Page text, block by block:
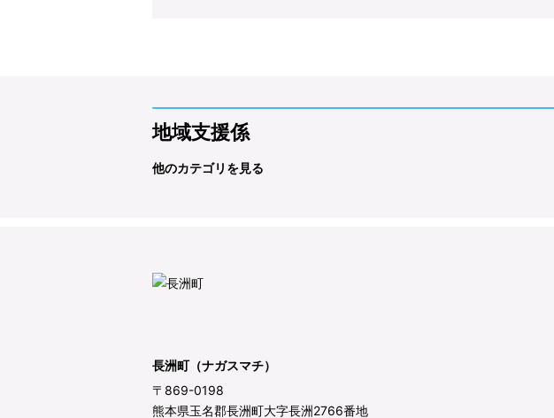
地域支援係
他のカテゴリを見る
長洲町（ナガスマチ）
〒869-0198
熊本県玉名郡長洲町大字長洲2766番地